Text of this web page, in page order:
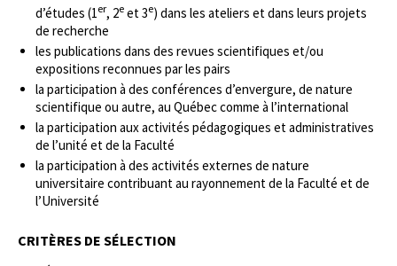
d’études (1er, 2e et 3e) dans les ateliers et dans leurs projets
de recherche
les publications dans des revues scientifiques et/ou
expositions reconnues par les pairs
la participation à des conférences d’envergure, de nature
scientifique ou autre, au Québec comme à l’international
la participation aux activités pédagogiques et administratives
de l’unité et de la Faculté
la participation à des activités externes de nature
universitaire contribuant au rayonnement de la Faculté et de
l’Université
CRITÈRES DE SÉLECTION